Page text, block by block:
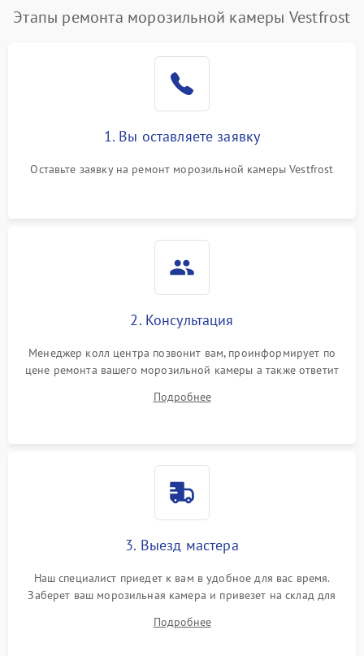
Этапы ремонта морозильной камеры Vestfrost
1. Вы оставляете заявку
Оставьте заявку на ремонт морозильной камеры Vestfrost
2. Консультация
Менеджер колл центра позвонит вам, проинформирует по
цене ремонта вашего морозильной камеры а также ответит
Подробнее
3. Выезд мастера
Наш специалист приедет к вам в удобное для вас время.
Заберет ваш морозильная камера и привезет на склад для
Подробнее